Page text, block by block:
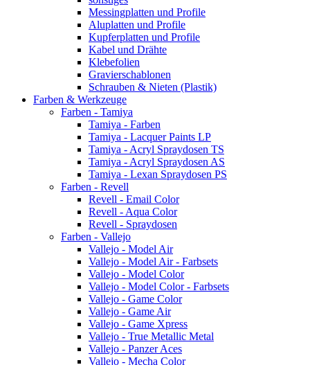
Messingplatten und Profile
Aluplatten und Profile
Kupferplatten und Profile
Kabel und Drähte
Klebefolien
Gravierschablonen
Schrauben & Nieten (Plastik)
Farben & Werkzeuge
Farben - Tamiya
Tamiya - Farben
Tamiya - Lacquer Paints LP
Tamiya - Acryl Spraydosen TS
Tamiya - Acryl Spraydosen AS
Tamiya - Lexan Spraydosen PS
Farben - Revell
Revell - Email Color
Revell - Aqua Color
Revell - Spraydosen
Farben - Vallejo
Vallejo - Model Air
Vallejo - Model Air - Farbsets
Vallejo - Model Color
Vallejo - Model Color - Farbsets
Vallejo - Game Color
Vallejo - Game Air
Vallejo - Game Xpress
Vallejo - True Metallic Metal
Vallejo - Panzer Aces
Vallejo - Mecha Color